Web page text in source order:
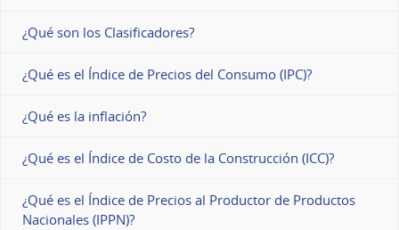
¿Qué son los Clasificadores?
¿Qué es el Índice de Precios del Consumo (IPC)?
¿Qué es la inflación?
¿Qué es el Índice de Costo de la Construcción (ICC)?
¿Qué es el Índice de Precios al Productor de Productos
Nacionales (IPPN)?